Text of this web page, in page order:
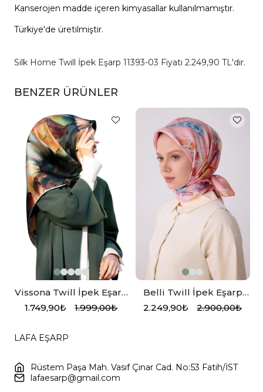
Kanserojen madde içeren kimyasallar kullanılmamıştır.
Türkiye'de üretilmiştir.
Silk Home Twill İpek Eşarp 11393-03 Fiyatı 2.249,90 TL'dir.
BENZER ÜRÜNLER
Vissona Twill İpek Eşarp
Zümrüt Yeşili, Hardal
1.749,90₺ 1.999,00₺
Belli Twill İpek Eşarp
Pembe
2.249,90₺ 2.900,00₺
LAFA EŞARP
Rüstem Paşa Mah. Vasıf Çınar Cad. No:53 Fatih/İST
lafaesarp@gmail.com